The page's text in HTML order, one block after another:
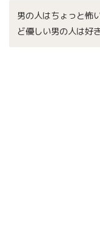
男の人はちょっと怖
ど優しい男の人は好